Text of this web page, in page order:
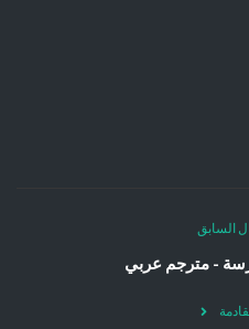
السابق
- مترجم عربي